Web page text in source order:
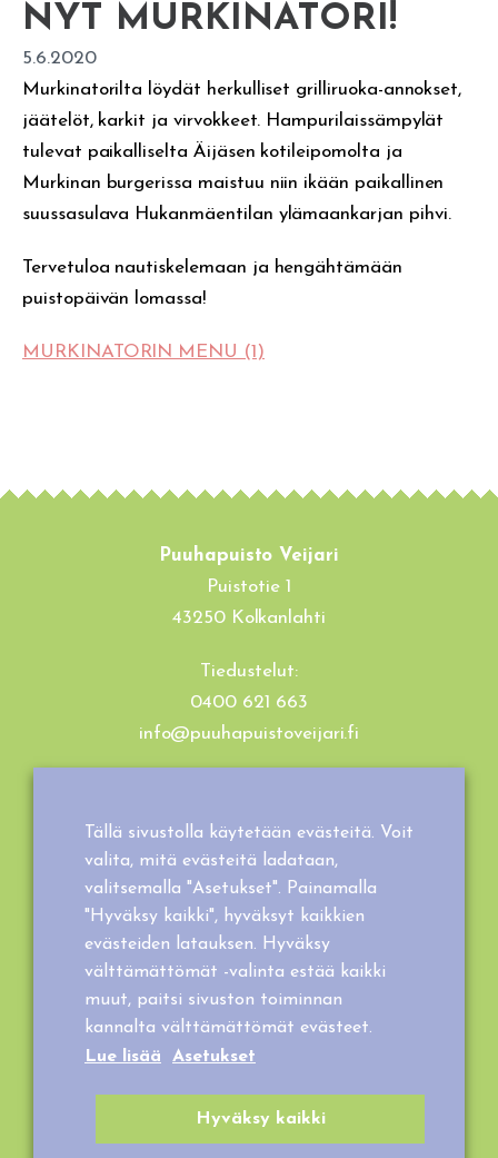
NYT MURKINATORI!
5.6.2020
Murkinatorilta löydät herkulliset grilliruoka-annokset,
jäätelöt, karkit ja virvokkeet. Hampurilaissämpylät
tulevat paikalliselta Äijäsen kotileipomolta ja
Murkinan burgerissa maistuu niin ikään paikallinen
suussasulava Hukanmäentilan ylämaankarjan pihvi.
Tervetuloa nautiskelemaan ja hengähtämään
puistopäivän lomassa!
MURKINATORIN MENU (1)
Puuhapuisto Veijari
Puistotie 1
43250 Kolkanlahti
Tiedustelut:
0400 621 663
info@puuhapuistoveijari.fi
Tilaus- ja toimitusehdot
Tällä sivustolla käytetään evästeitä. Voit
valita, mitä evästeitä ladataan,
valitsemalla "Asetukset". Painamalla
"Hyväksy kaikki", hyväksyt kaikkien
evästeiden latauksen. Hyväksy
välttämättömät -valinta estää kaikki
muut, paitsi sivuston toiminnan
kannalta välttämättömät evästeet.
Lue lisää
Asetukset
Hyväksy kaikki